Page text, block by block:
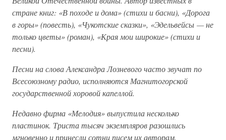
стране книг: «В походе и дома» (стихи и басни), «Дорога
в горы» (повесть), «Чукотские сказки», «Эдельвейсы — не
только цветы» (роман), «Края мои широкие» (стихи и
песни).
Песни на слова Александра Лозневого часто звучат по
Всесоюзному радио, исполняются Магнитогорской
государственной хоровой капеллой.
Недавно фирма «Мелодия» выпустила несколько
пластинок. Триста тысяч экземпляров разошлись
мгновенно и принесли сотни писем их авторам.